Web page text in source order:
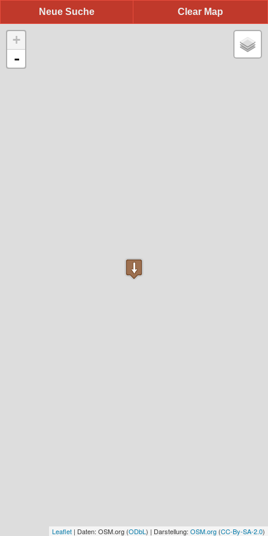
Clear Map
Neue Suche
+
-
Leaflet | Daten: OSM.org (ODbL ) | Darstellung: OSM.org (CC-By-SA-2.0)